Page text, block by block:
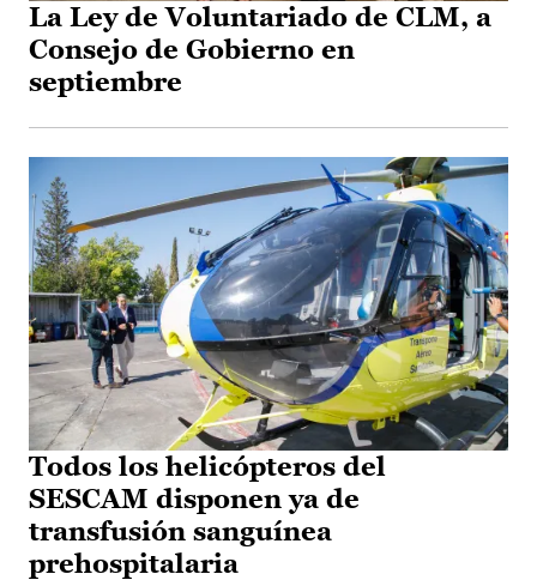
La Ley de Voluntariado de CLM, a
Consejo de Gobierno en
septiembre
Todos los helicópteros del
SESCAM disponen ya de
transfusión sanguínea
prehospitalaria